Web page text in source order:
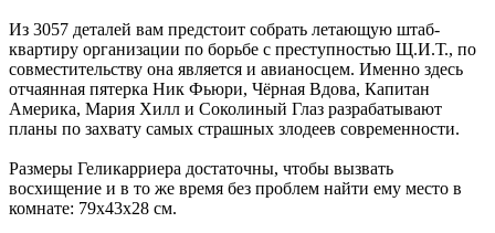
Из 3057 деталей вам предстоит собрать летающую штаб-
квартиру организации по борьбе с преступностью Щ.И.Т., по
совместительству она является и авианосцем. Именно здесь
отчаянная пятерка Ник Фьюри, Чёрная Вдова, Капитан
Америка, Мария Хилл и Соколиный Глаз разрабатывают
планы по захвату самых страшных злодеев современности.
Размеры Геликарриера достаточны, чтобы вызвать
восхищение и в то же время без проблем найти ему место в
комнате: 79х43х28 см.